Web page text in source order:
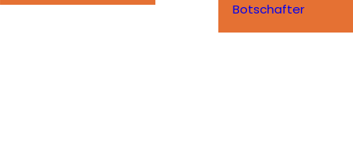
Botschafter